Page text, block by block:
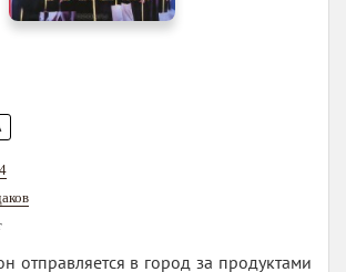
отправляется в город за продуктами